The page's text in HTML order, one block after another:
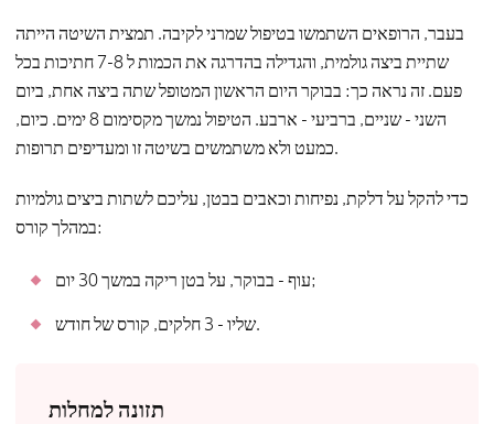
בעבר, הרופאים השתמשו בטיפול שמרני לקיבה. תמצית השיטה הייתה
שתיית ביצה גולמית, והגדילה בהדרגה את הכמות ל 7-8 חתיכות בכל
פעם. זה נראה כך: בבוקר היום הראשון המטופל שתה ביצה אחת, ביום
השני - שניים, ברביעי - ארבע. הטיפול נמשך מקסימום 8 ימים. כיום,
כמעט ולא משתמשים בשיטה זו ומעדיפים תרופות.
כדי להקל על דלקת, נפיחות וכאבים בבטן, עליכם לשתות ביצים גולמיות
במהלך קורס:
עוף - בבוקר, על בטן ריקה במשך 30 יום;
שליו - 3 חלקים, קורס של חודש.
תזונה למחלות